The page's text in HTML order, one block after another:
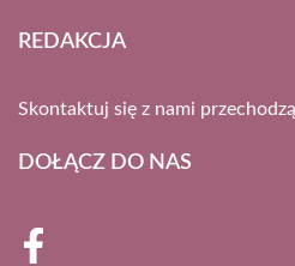
REDAKCJA
Skontaktuj się z nami
DOŁĄCZ DO NAS